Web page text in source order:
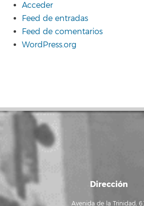
Acceder
Feed de entradas
Feed de comentarios
WordPress.org
Dirección
Avenida de la Trinidad,